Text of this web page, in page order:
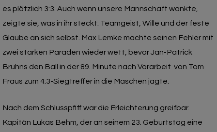
es plötzlich 3:3. Auch wenn unsere Mannschaft wankte,
zeigte sie, was in ihr steckt: Teamgeist, Wille und der feste
Glaube an sich selbst. Max Lemke machte seinen Fehler mit
zwei starken Paraden wieder wett, bevor Jan-Patrick
Bruhns den Ball in der 89. Minute nach Vorarbeit von Tom
Fraus zum 4:3-Siegtreffer in die Maschen jagte.
Nach dem Schlusspfiff war die Erleichterung greifbar.
Kapitän Lukas Behm, der an seinem 23. Geburtstag eine